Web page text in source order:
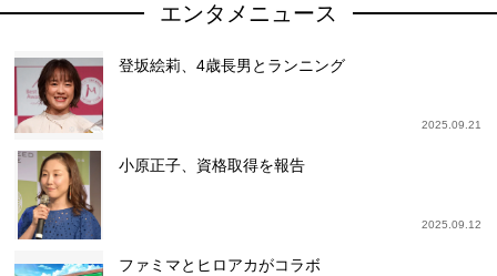
エンタメニュース
登坂絵莉、4歳長男とランニング
2025.09.21
小原正子、資格取得を報告
2025.09.12
ファミマとヒロアカがコラボ